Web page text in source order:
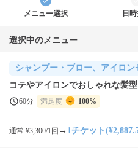
メニュー選択 日
選択中のメニュー
シャンプー・ブロー、アイロン
コテやアイロンでおしゃれな髪
60分 満足度 100%
通常 ¥3,300/1回 → 1チケット